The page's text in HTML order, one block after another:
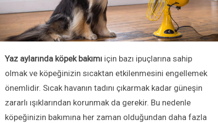
Yaz aylarında köpek bakımı için bazı ipuçlarına sahip
olmak ve köpeğinizin sıcaktan etkilenmesini engellemek
önemlidir. Sıcak havanın tadını çıkarmak kadar güneşin
zararlı ışıklarından korunmak da gerekir. Bu nedenle
köpeğinizin bakımına her zaman olduğundan daha fazla